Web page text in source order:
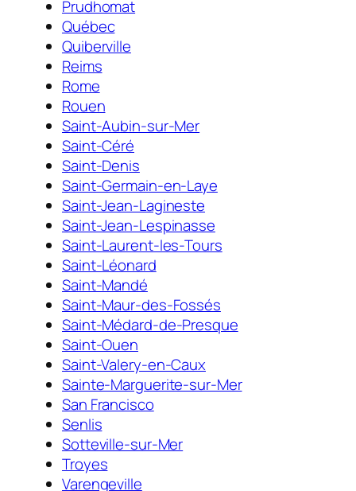
Prudhomat
Québec
Quiberville
Reims
Rome
Rouen
Saint-Aubin-sur-Mer
Saint-Céré
Saint-Denis
Saint-Germain-en-Laye
Saint-Jean-Lagineste
Saint-Jean-Lespinasse
Saint-Laurent-les-Tours
Saint-Léonard
Saint-Mandé
Saint-Maur-des-Fossés
Saint-Médard-de-Presque
Saint-Ouen
Saint-Valery-en-Caux
Sainte-Marguerite-sur-Mer
San Francisco
Senlis
Sotteville-sur-Mer
Troyes
Varengeville